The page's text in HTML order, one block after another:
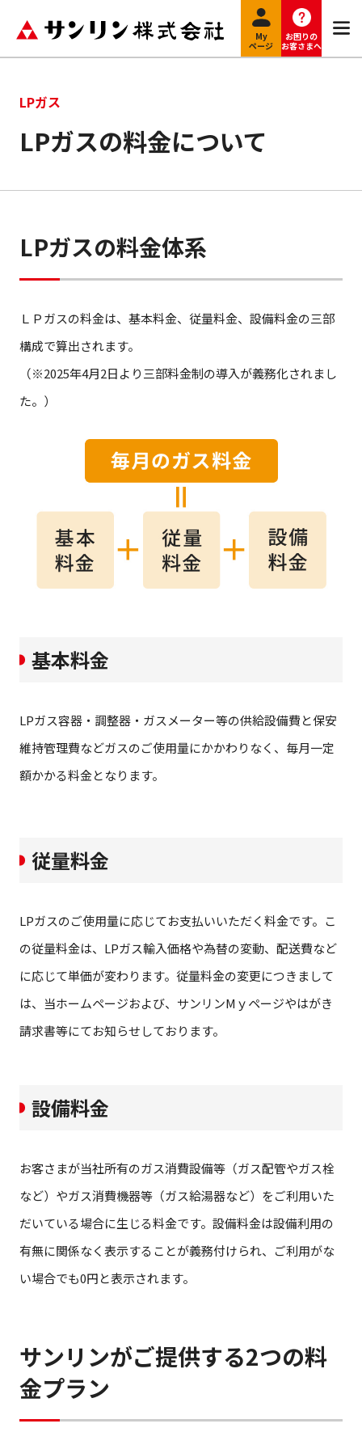
My
ページ
お困りの
お客さまへ
LPガス
LPガスの料金について
LPガスの料金体系
ＬＰガスの料金は、基本料金、従量料金、設備料金の三部
構成で算出されます。
（※2025年4月2日より三部料金制の導入が義務化されまし
た。）
基本料金
LPガス容器・調整器・ガスメーター等の供給設備費と保安
維持管理費などガスのご使用量にかかわりなく、毎月一定
額かかる料金となります。
従量料金
LPガスのご使用量に応じてお支払いいただく料金です。こ
の従量料金は、LPガス輸入価格や為替の変動、配送費など
に応じて単価が変わります。従量料金の変更につきまして
は、当ホームページおよび、サンリンMｙページやはがき
請求書等にてお知らせしております。
設備料金
お客さまが当社所有のガス消費設備等（ガス配管やガス栓
など）やガス消費機器等（ガス給湯器など）をご利用いた
だいている場合に生じる料金です。設備料金は設備利用の
有無に関係なく表示することが義務付けられ、ご利用がな
い場合でも0円と表示されます。
サンリンがご提供する2つの料
金プラン